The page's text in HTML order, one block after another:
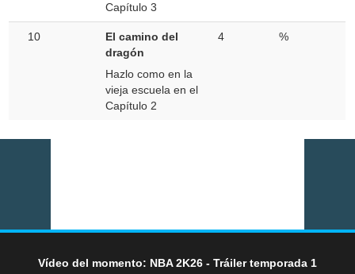
Capítulo 3
10
El camino del
dragón
Hazlo como en la
vieja escuela en el
Capítulo 2
4 %
Vídeo del momento: NBA 2K26 - Tráiler temporada 1